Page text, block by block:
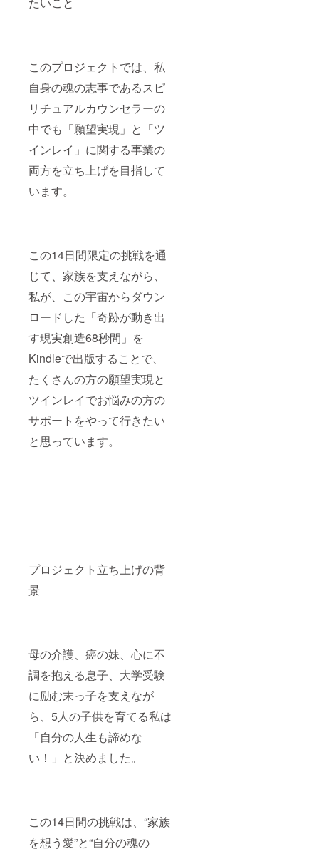
このプロジェクトでは、私
自身の魂の志事であるスピ
リチュアルカウンセラーの
中でも「願望実現」と「ツ
インレイ」に関する事業の
両方を立ち上げを目指して
います。
この14日間限定の挑戦を通
じて、家族を支えながら、
私が、この宇宙からダウン
ロードした「奇跡が動き出
す現実創造68秒間」を
Kindleで出版することで、
たくさんの方の願望実現と
ツインレイでお悩みの方の
サポートをやって行きたい
と思っています。
プロジェクト立ち上げの背
景
母の介護、癌の妹、心に不
調を抱える息子、大学受験
に励む末っ子を支えなが
ら、5人の子供を育てる私は
「自分の人生も諦めな
い！」と決めました。
この14日間の挑戦は、“家族
を想う愛”と“自分の魂の